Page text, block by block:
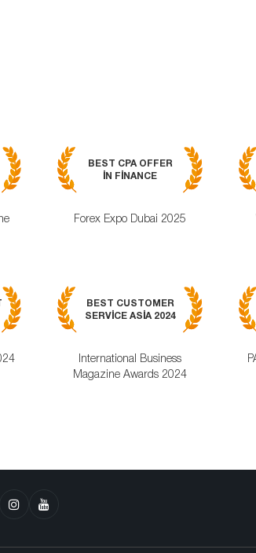
BEST CPA OFFER
IN FINANCE
Forex Expo Dubai 2025
BEST CUSTOMER
SERVICE ASIA 2024
International Business
Magazine Awards 2024